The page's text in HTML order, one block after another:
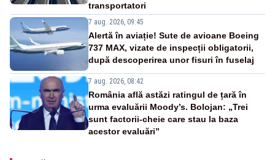
transportatori
7 aug. 2026, 09:45
Alertă în aviație! Sute de avioane Boeing
737 MAX, vizate de inspecții obligatorii,
după descoperirea unor fisuri în fuselaj
7 aug. 2026, 08:42
România află astăzi ratingul de țară în
urma evaluării Moody’s. Bolojan: „Trei
sunt factorii-cheie care stau la baza
acestor evaluări”